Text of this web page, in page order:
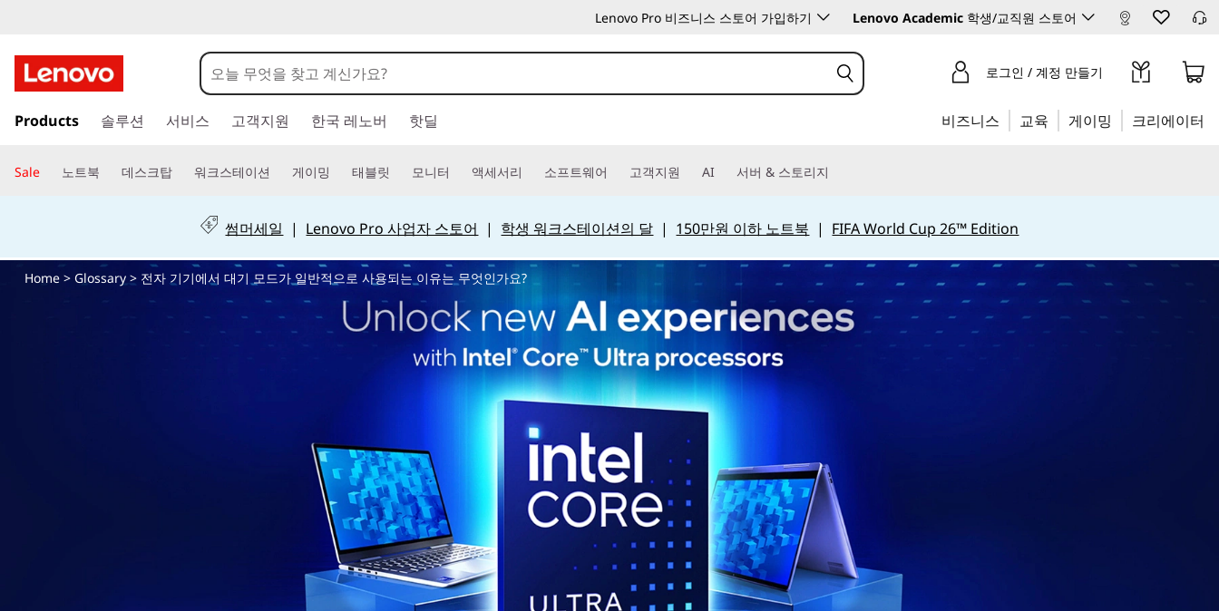
자
기
에
대
Lenovo Pro 비즈니스 스토어 가입하기 Lenovo Academic 학생/교직원 스토어
요
텐
츠
기
로그인 / 계정 만들기
Products 솔루션 서비스 고객지원 한국 레노버 핫딜 비즈니스 교육 게이밍 크리에이터
Sale 노트북 데스크탑 워크스테이션 게이밍 태블릿 모니터 액세서리 소프트웨어 고객지원 AI 서버 & 스토리지
썸머세일 | Lenovo Pro 사업자 스토어 | 학생 워크스테이션의 달 | 150만원 이하 노트북 | FIFA World Cup 26™ Edition
Home> Glossary> 전자 기기에서 대기 모드가 일반적으로 사용되는 이유는 무엇인가요?